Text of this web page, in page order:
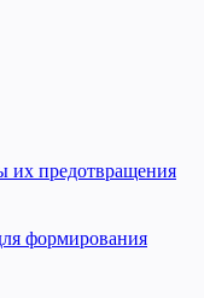
их предотвращения
формирования